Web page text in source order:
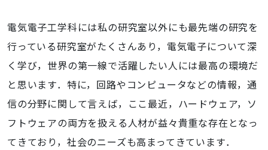
電気電子工学科には私の研究室以外にも最先端の研究を
行っている研究室がたくさんあり，電気電子について深
く学び，世界の第一線で活躍したい人には最高の環境だ
と思います．特に，回路やコンピュータなどの情報，通
信の分野に関して言えば，ここ最近，ハードウェア，ソ
フトウェアの両方を扱える人材が益々貴重な存在となっ
てきており，社会のニーズも高まってきています．